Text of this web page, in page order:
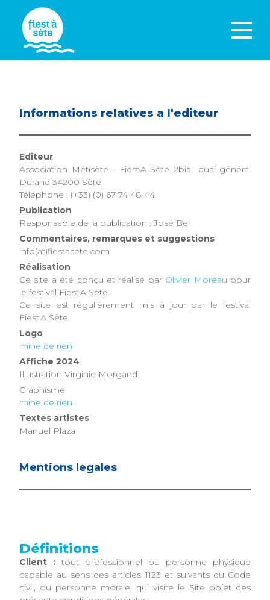
Informations relatives a l'editeur
Editeur
Association Métisète - Fiest'A Sète 2bis quai général
Durand 34200 Sète
Téléphone : (+33) (0) 67 74 48 44
Publication
Responsable de la publication : José Bel
Commentaires, remarques et suggestions
info(at)fiestasete.com
Réalisation
Ce site a été conçu et réalisé par Olivier Moreau pour
le festival Fiest'A Sète.
Ce site est régulièrement mis à jour par le festival
Fiest'A Sète.
Logo
mine de rien
Affiche 2024
Illustration Virginie Morgand
Graphisme
mine de rien
Textes artistes
Manuel Plaza
Mentions legales
Définitions
Client : tout professionnel ou personne physique
capable au sens des articles 1123 et suivants du Code
civil, ou personne morale, qui visite le Site objet des